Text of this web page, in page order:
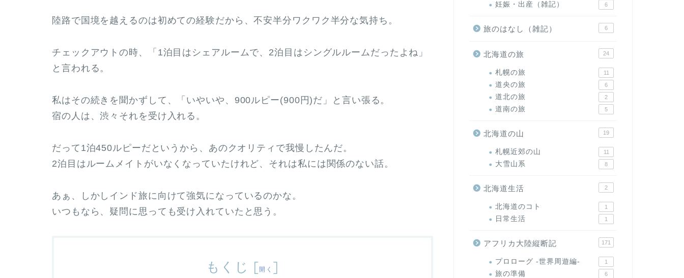
陸路で国境を越えるのは初めての経験だから、不安半分ワクワク半分な気持ち。
チェックアウトの時、「1泊目はシェアルームで、2泊目はシングルルームだったよね」
と言われる。
私はその続きを聞かずして、「いやいや、900ルピー(900円)だ」と言い張る。
宿の人は、渋々それを受け入れる。
だって1泊450ルピーだというから、あのクオリティで我慢したんだ。
2泊目はルームメイトがいなくなっていたけれど、それは私には関係のない話。
あぁ、しかしインド旅に向けて強気になっているのかな。
いつもなら、疑問に思っても受け入れていたと思う。
もくじ [開く ]
妊娠・出産（雑記） 6
旅のはなし（雑記） 6
北海道の旅 24
札幌の旅 11
道央の旅 6
道北の旅 2
道南の旅 5
北海道の山 19
札幌近郊の山 11
大雪山系 8
北海道生活 2
北海道のコト 1
日常生活 1
アフリカ大陸縦断記 171
プロローグ -世界周遊編- 1
旅の準備 6